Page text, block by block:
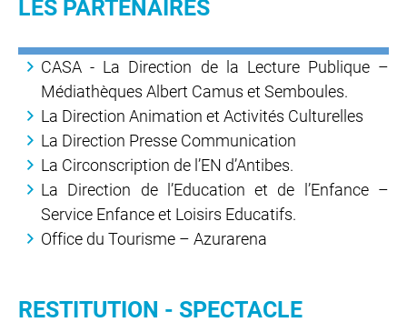
LES PARTENAIRES
CASA - La Direction de la Lecture Publique –
Médiathèques Albert Camus et Semboules.
La Direction Animation et Activités Culturelles
La Direction Presse Communication
La Circonscription de l’EN d’Antibes.
La Direction de l’Education et de l’Enfance –
Service Enfance et Loisirs Educatifs.
Office du Tourisme – Azurarena
RESTITUTION - SPECTACLE